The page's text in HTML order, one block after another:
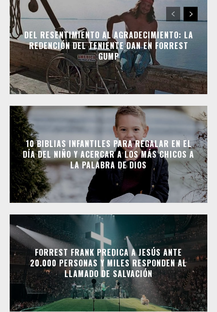
DEL RESENTIMIENTO AL AGRADECIMIENTO: LA
REDENCIÓN DEL TENIENTE DAN EN FORREST
GUMP
10 BIBLIAS INFANTILES PARA REGALAR EN EL
DÍA DEL NIÑO Y ACERCAR A LOS MÁS CHICOS A
LA PALABRA DE DIOS
FORREST FRANK PREDICA A JESÚS ANTE
20.000 PERSONAS Y MILES RESPONDEN AL
LLAMADO DE SALVACIÓN